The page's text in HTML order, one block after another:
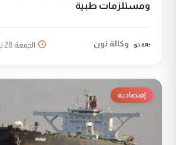
ومستلزمات طبية
وكالة نون الجمعة 28 نيسان 2023
إقتصادية